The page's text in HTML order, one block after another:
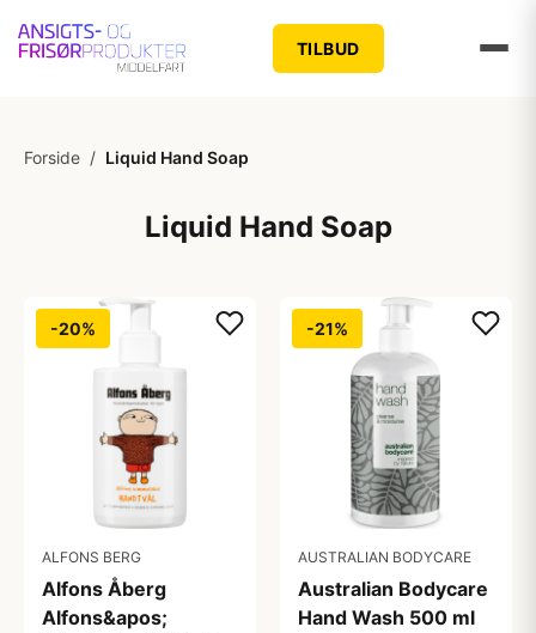
TILBUD
Forside / Liquid Hand Soap
Liquid Hand Soap
-20%
ALFONS BERG
Alfons Åberg
Alfons&apos;
-21%
AUSTRALIAN BODYCARE
Australian Bodycare
Hand Wash 500 ml